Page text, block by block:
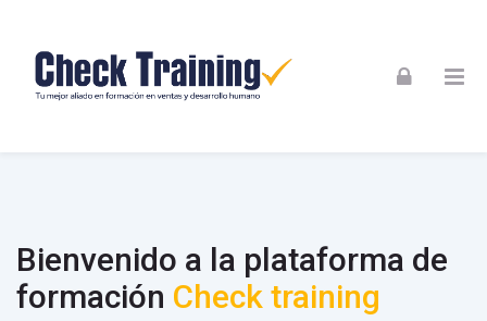
Bienvenido a la plataforma de
formación Check training